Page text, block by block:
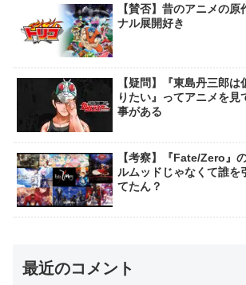
【賛否】昔のアニメの
ナル展開好き
【疑問】『東島丹三郎
りたい』ってアニメを見
事がある
【考察】『Fate/Zero』
ルムッドじゃなくて誰を
てたん？
最近のコメント